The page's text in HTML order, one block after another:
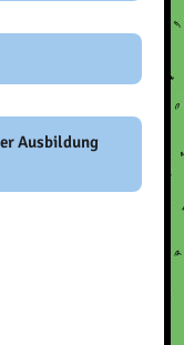
sehr
Ausbildung